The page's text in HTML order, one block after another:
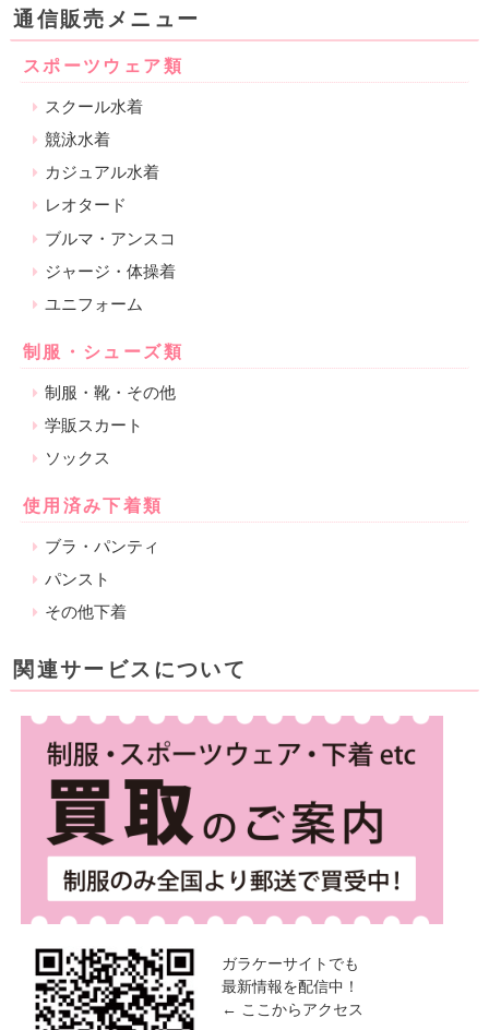
通信販売メニュー
スポーツウェア類
スクール水着
競泳水着
カジュアル水着
レオタード
ブルマ・アンスコ
ジャージ・体操着
ユニフォーム
制服・シューズ類
制服・靴・その他
学販スカート
ソックス
使用済み下着類
ブラ・パンティ
パンスト
その他下着
関連サービスについて
ガラケーサイトでも
最新情報を配信中！
← ここからアクセス